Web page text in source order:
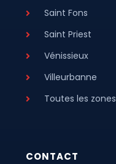
Saint Fons
Saint Priest
Vénissieux
Villeurbanne
Toutes les zones
CONTACT